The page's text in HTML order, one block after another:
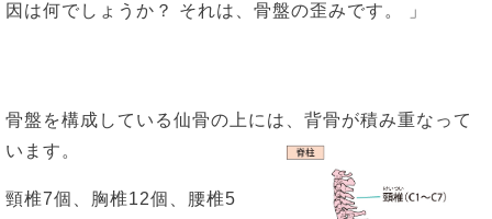
因は何でしょうか？ それは、骨盤の歪みです。 」
骨盤を構成している仙骨の上には、背骨が積み重なって
います。
頸椎7個、胸椎12個、腰椎5